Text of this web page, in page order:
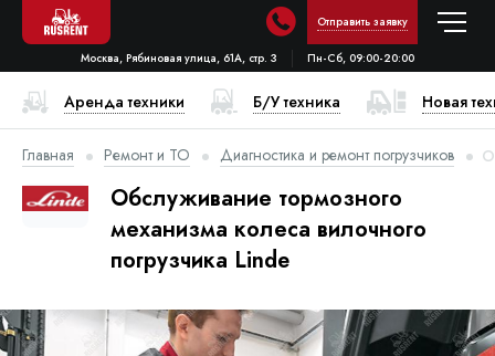
Отправить заявку
Москва, Рябиновая улица, 61А, стр. 3 Пн-Сб, 09:00-20:00
Аренда техники Б/У техника Новая
Главная Ремонт и ТО Диагностика и ремонт погрузчиков
Обслуживание тормозного
механизма колеса вилочного
погрузчика Linde